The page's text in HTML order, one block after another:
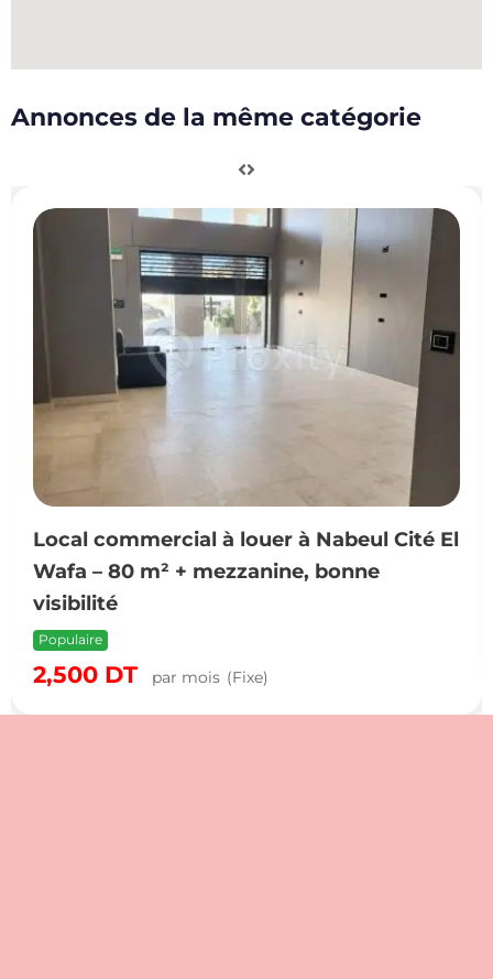
Annonces de la même catégorie
Local commercial à louer à Nabeul Cité El
Wafa – 80 m² + mezzanine, bonne
visibilité
Populaire
2,500 DT par mois (Fixe)